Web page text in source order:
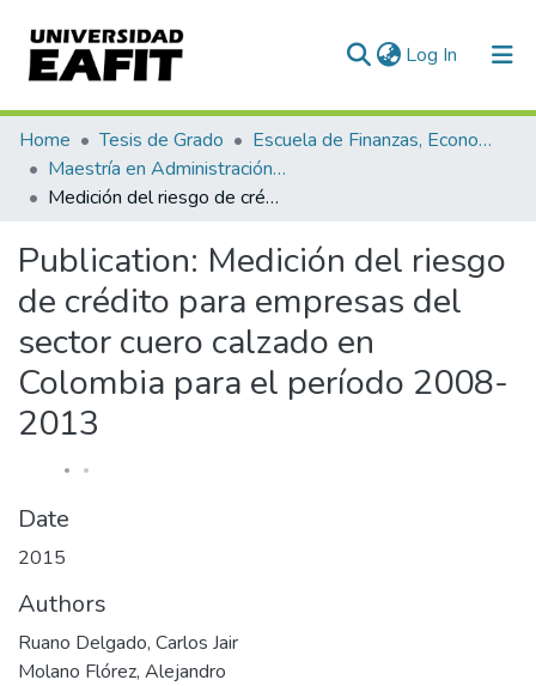
Log In (current)
Communities & Collections
All of DSpace
Home Tesis de Grado
Escuela de Finanzas, Economía y Gobierno
Maestría en Administración Financiera (tesis)
Medición del riesgo de crédito para empresas del sector cuero calzado en Colombia para el período 2008-2013
Publication: Medición del riesgo
de crédito para empresas del
sector cuero calzado en
Colombia para el período 2008-
2013
Date
2015
Authors
Ruano Delgado, Carlos Jair
Molano Flórez, Alejandro